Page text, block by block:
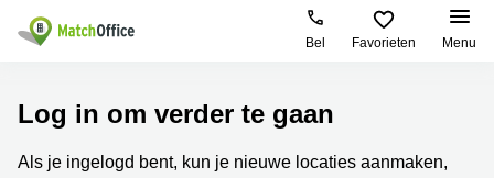
Bel Favorieten Menu
Steden
zoekopdrachten
Log in om verder te gaan
Als je ingelogd bent, kun je nieuwe locaties aanmaken,